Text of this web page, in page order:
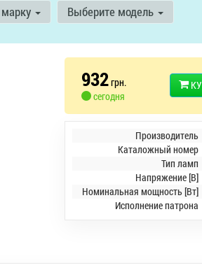
Выберите модель
932грн.
сегодня
Производитель
Каталожный номер
Тип ламп
Напряжение [В]
Номинальная мощность [Вт]
Исполнение патрона